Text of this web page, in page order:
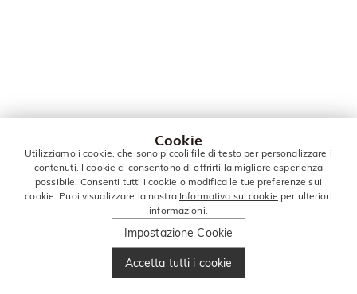
Cookie
Utilizziamo i cookie, che sono piccoli file di testo per personalizzare i
contenuti. I cookie ci consentono di offrirti la migliore esperienza
possibile. Consenti tutti i cookie o modifica le tue preferenze sui
cookie. Puoi visualizzare la nostra Informativa sui cookie per ulteriori
informazioni.
Impostazione Cookie
Accetta tutti i cookie